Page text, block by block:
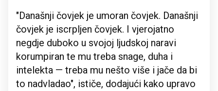
"Današnji čovjek je umoran čovjek. Današnji
čovjek je iscrpljen čovjek. I vjerojatno
negdje duboko u svojoj ljudskoj naravi
korumpiran te mu treba snage, duha i
intelekta — treba mu nešto više i jače da bi
to nadvladao", ističe, dodajući kako upravo